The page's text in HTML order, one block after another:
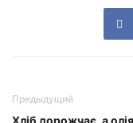
Предыдущий
Хліб дорожчає, а